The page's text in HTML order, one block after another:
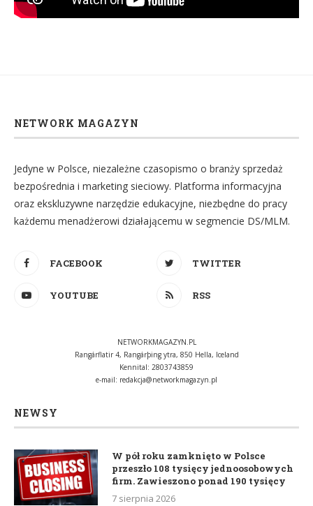
NETWORK MAGAZYN
Jedyne w Polsce, niezależne czasopismo o branży sprzedaż
bezpośrednia i marketing sieciowy. Platforma informacyjna
oraz ekskluzywne narzędzie edukacyjne, niezbędne do pracy
każdemu menadżerowi działającemu w segmencie DS/MLM.
FACEBOOK TWITTER
YOUTUBE RSS
NETWORKMAGAZYN.PL
Rangárflatir 4, Rangárþing ytra, 850 Hella, Iceland
Kennital: 2803743859
e-mail: redakcja@networkmagazyn.pl
NEWSY
W pół roku zamknięto w Polsce
przeszło 108 tysięcy jednoosobowych
firm. Zawieszono ponad 190 tysięcy
7 sierpnia 2026